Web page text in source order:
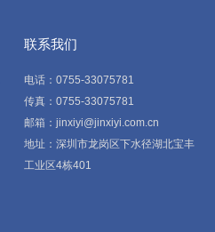
联系我们
电话：0755-33075781
传真：0755-33075781
邮箱：jinxiyi@jinxiyi.com.cn
地址：深圳市龙岗区下水径湖北宝丰
工业区4栋401